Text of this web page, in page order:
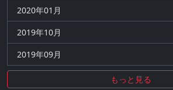
2020年01月
2019年10月
2019年09月
もっと見る